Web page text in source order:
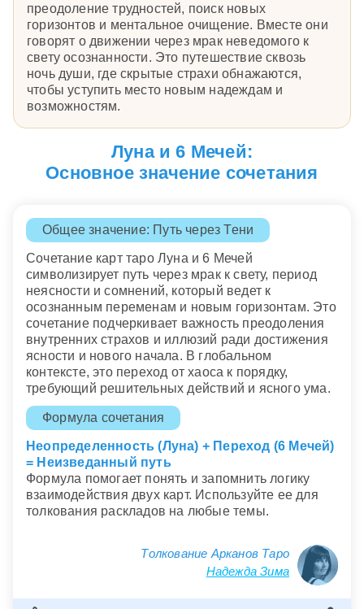
преодоление трудностей, поиск новых
горизонтов и ментальное очищение. Вместе они
говорят о движении через мрак неведомого к
свету осознанности. Это путешествие сквозь
ночь души, где скрытые страхи обнажаются,
чтобы уступить место новым надеждам и
возможностям.
Луна и 6 Мечей:
Основное значение сочетания
Общее значение: Путь через Тени
Сочетание карт таро Луна и 6 Мечей
символизирует путь через мрак к свету, период
неясности и сомнений, который ведет к
осознанным переменам и новым горизонтам. Это
сочетание подчеркивает важность преодоления
внутренних страхов и иллюзий ради достижения
ясности и нового начала. В глобальном
контексте, это переход от хаоса к порядку,
требующий решительных действий и ясного ума.
Формула сочетания
Неопределенность (Луна) + Переход (6 Мечей)
= Неизведанный путь
Формула помогает понять и запомнить логику
взаимодействия двух карт. Используйте ее для
толкования раскладов на любые темы.
Толкование Арканов Таро
Надежда Зима